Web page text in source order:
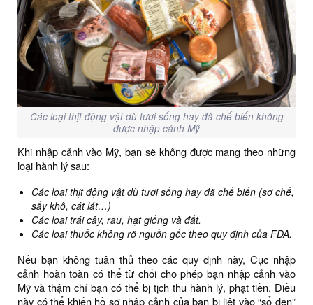
Các loại thịt động vật dù tươi sống hay đã chế biến không
được nhập cảnh Mỹ
Khi nhập cảnh vào Mỹ, bạn sẽ không được mang theo những
loại hành lý sau:
Các loại thịt động vật dù tươi sống hay đã chế biến (sơ chế,
sấy khô, cát lát…)
Các loại trái cây, rau, hạt giống và đất.
Các loại thuốc không rõ nguồn gốc theo quy định của FDA.
Nếu bạn không tuân thủ theo các quy định này, Cục nhập
cảnh hoàn toàn có thể từ chối cho phép bạn nhập cảnh vào
Mỹ và thậm chí bạn có thể bị tịch thu hành lý, phạt tiền. Điều
này có thể khiến hồ sơ nhập cảnh của bạn bị liệt vào “sổ đen”